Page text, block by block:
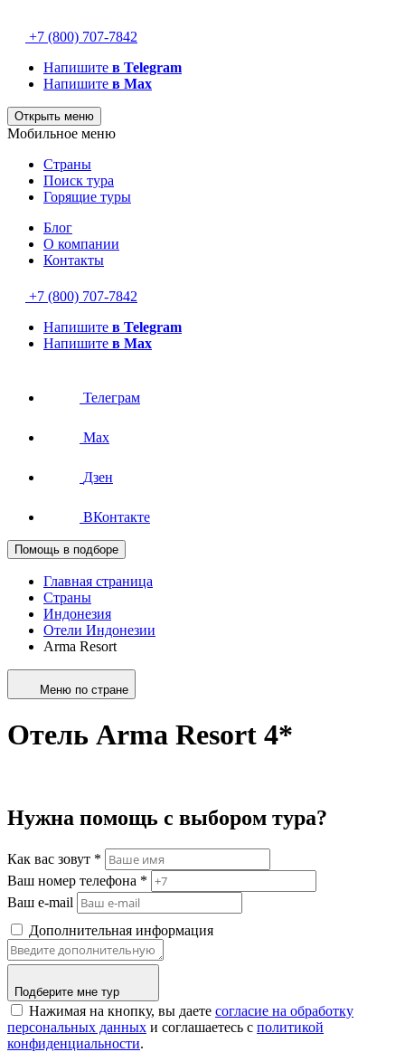
+7 (800) 707-7842
Напишите в Telegram
Напишите в Max
Открыть меню
Мобильное меню
Страны
Поиск тура
Горящие туры
Блог
О компании
Контакты
+7 (800) 707-7842
Напишите в Telegram
Напишите в Max
Телеграм
Max
Дзен
ВКонтакте
Помощь в подборе
Главная страница
Страны
Индонезия
Отели Индонезии
Arma Resort
Меню по стране
Отель Arma Resort 4*
Нужна помощь с выбором тура?
Как вас зовут *
Ваш номер телефона *
Ваш e-mail
Дополнительная информация
Подберите мне тур
Нажимая на кнопку, вы даете согласие на обработку
персональных данных и соглашаетесь c политикой
конфиденциальности.